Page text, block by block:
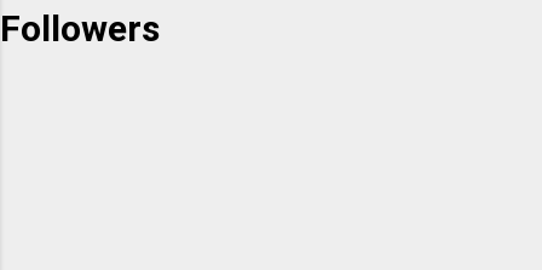
Followers